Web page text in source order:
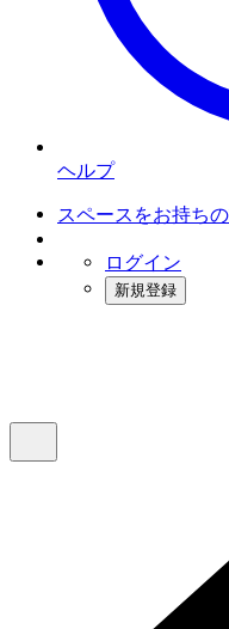
ヘルプ
スペースをお持ち
ログイン
新規登録